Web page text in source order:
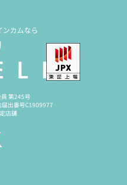
カムなら
第245号
出番号C1909977
店舗